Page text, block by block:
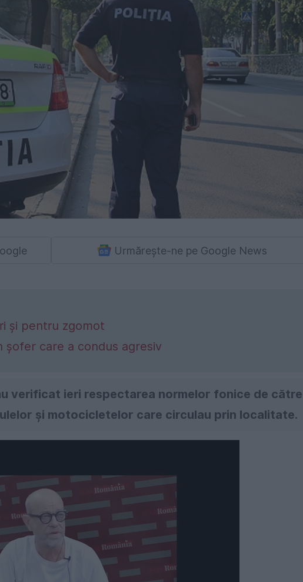
Urmărește-ne pe Google News
și pentru zgomot
șofer care a condus agresiv
verificat ieri respectarea normelor fonice de către
și motocicletelor care circulau prin localitate.